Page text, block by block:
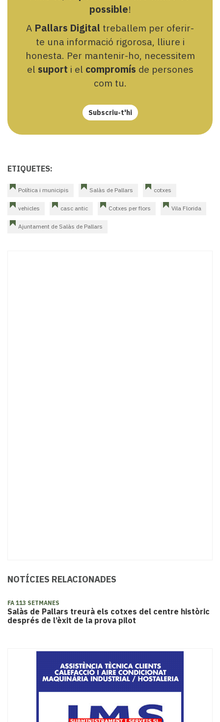
possible!
A Pallars Digital treballem per oferir-
te una informació rigorosa, lliure i
honesta. Per mantenir-ho, necessitem
el suport i el compromís de persones
com tu.
Subscriu-t'hi
ETIQUETES:
Política i municipis Salàs de Pallars cotxes
vehicles casc antic Cotxes per flors Vila Florida
Ajuntament de Salàs de Pallars
NOTÍCIES RELACIONADES
FA 113 SETMANES
Salàs de Pallars treurà els cotxes del centre històric
després de l’èxit de la prova pilot